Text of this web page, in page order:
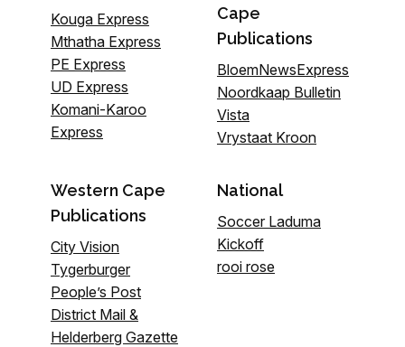
Kouga Express
Mthatha Express
PE Express
UD Express
Komani-Karoo
Express
Cape
Publications
BloemNewsExpress
Noordkaap Bulletin
Vista
Vrystaat Kroon
Western Cape
Publications
City Vision
Tygerburger
People’s Post
District Mail &
Helderberg Gazette
National
Soccer Laduma
Kickoff
rooi rose